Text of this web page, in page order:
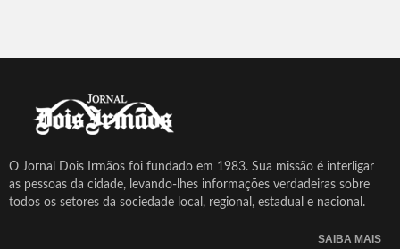
O Jornal Dois Irmãos foi fundado em 1983. Sua missão é interligar
as pessoas da cidade, levando-lhes informações verdadeiras sobre
todos os setores da sociedade local, regional, estadual e nacional.
SAIBA MAIS